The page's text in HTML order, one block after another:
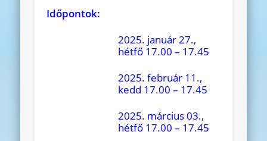
Időpontok:
2025. január 27.,
hétfő 17.00 – 17.45
2025. február 11.,
kedd 17.00 – 17.45
2025. március 03.,
hétfő 17.00 – 17.45